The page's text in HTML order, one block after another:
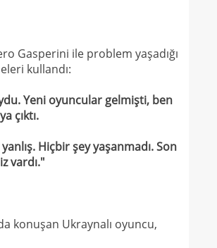
Gasperini ile problem yaşadığı
kullandı:
Yeni oyuncular gelmişti, ben
çıktı.
Hiçbir şey yaşanmadı. Son
vardı."
konuşan Ukraynalı oyuncu,